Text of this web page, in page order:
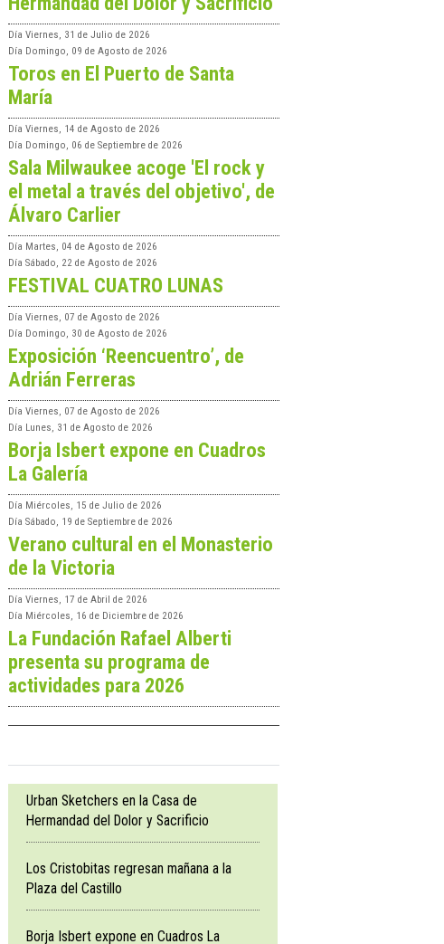
Día Viernes, 31 de Julio de 2026
Día Domingo, 09 de Agosto de 2026
Toros en El Puerto de Santa
María
Día Viernes, 14 de Agosto de 2026
Día Domingo, 06 de Septiembre de 2026
Sala Milwaukee acoge 'El rock y
el metal a través del objetivo', de
Álvaro Carlier
Día Martes, 04 de Agosto de 2026
Día Sábado, 22 de Agosto de 2026
FESTIVAL CUATRO LUNAS
Día Viernes, 07 de Agosto de 2026
Día Domingo, 30 de Agosto de 2026
Exposición ‘Reencuentro’, de
Adrián Ferreras
Día Viernes, 07 de Agosto de 2026
Día Lunes, 31 de Agosto de 2026
Borja Isbert expone en Cuadros
La Galería
Día Miércoles, 15 de Julio de 2026
Día Sábado, 19 de Septiembre de 2026
Verano cultural en el Monasterio
de la Victoria
Día Viernes, 17 de Abril de 2026
Día Miércoles, 16 de Diciembre de 2026
La Fundación Rafael Alberti
presenta su programa de
actividades para 2026
Urban Sketchers en la Casa de
Hermandad del Dolor y Sacrificio
Los Cristobitas regresan mañana a la
Plaza del Castillo
Borja Isbert expone en Cuadros La